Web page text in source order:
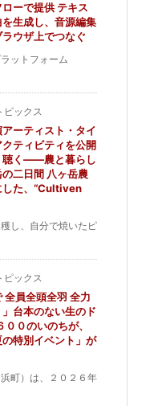
ーで提供 テキス
を生成し、音源編集
ウザ上でつなぐ
ットフォーム
ピックス
アーティスト・タイ
ティビティを公開
聴く——農と暮らし
二日間 八ヶ岳農
した、“Cultiven
し、自分で焼いたピ
ピックス
全員全頭全羽 全力
台本のない生のド
０のいのちが、
特別イベント」が
町）は、２０２６年